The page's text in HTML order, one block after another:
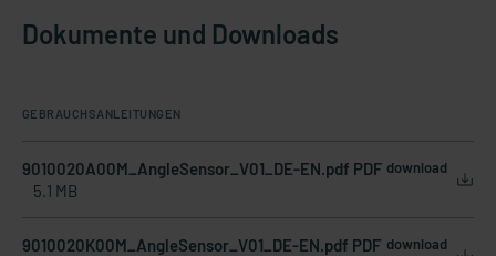
Dokumente und Downloads
GEBRAUCHSANLEITUNGEN
9010020A00M_AngleSensor_V01_DE-EN.pdf PDF
5.1 MB
download
9010020K00M_AngleSensor_V01_DE-EN.pdf PDF download